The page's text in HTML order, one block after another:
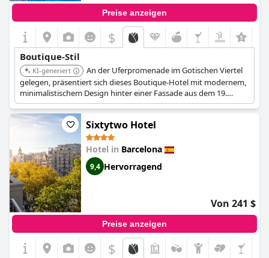
Preise anzeigen
$
Boutique-Stil
KI-generiert
An der Uferpromenade im Gotischen Viertel
gelegen, präsentiert sich dieses Boutique-Hotel mit modernem,
minimalistischem Design hinter einer Fassade aus dem 19.
Jahrhundert. Es bietet einen Dachpool mit Meerblick und ein
Restaurant eines Michelin-Sternekoches, was eine stilvolle und
künstlerische Atmosphäre schafft.
Sixtytwo Hotel
Hotel in Barcelona
9,4 Hervorragend
Von 241 $
Preise anzeigen
$